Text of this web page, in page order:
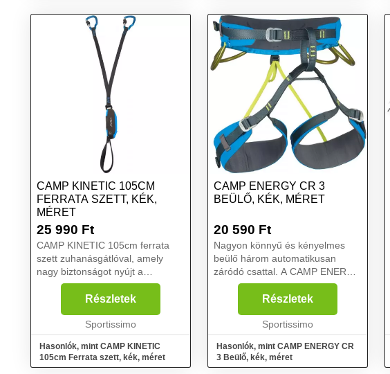
CAMP KINETIC 105CM
FERRATA SZETT, KÉK,
MÉRET
25 990 Ft
CAMP KINETIC 105cm ferrata
szett zuhanásgátlóval, amely
nagy biztonságot nyújt a
hegymászóknak. A ferrata szett
CAMP Nomad karabinerekkel van
felszerelve. A készlethez egy
hordozózsák is tartozik....
Részletek
Sportissimo
Hasonlók, mint CAMP KINETIC
105cm Ferrata szett, kék, méret
CAMP ENERGY CR 3
BEÜLŐ, KÉK, MÉRET
20 590 Ft
Nagyon könnyű és kényelmes
beülő három automatikusan
záródó csattal. A CAMP ENERGY
CR 3 beülő bármilyen típusú
mászáshoz megfelel.
Egyszerűsége révén
sziklafalakhoz, nagyobb távokhoz
Részletek
Sportissimo
Hasonlók, mint CAMP ENERGY CR
3 Beülő, kék, méret